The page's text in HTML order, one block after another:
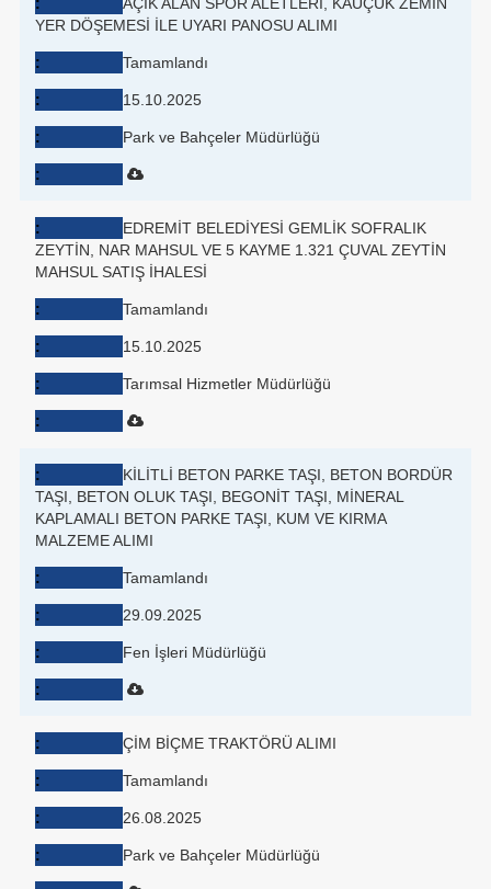
YER DÖŞEMESİ İLE UYARI PANOSU ALIMI
Tamamlandı
15.10.2025
Park ve Bahçeler Müdürlüğü
EDREMİT BELEDİYESİ GEMLİK SOFRALIK
ZEYTİN, NAR MAHSUL VE 5 KAYME 1.321 ÇUVAL ZEYTİN
MAHSUL SATIŞ İHALESİ
Tamamlandı
15.10.2025
Tarımsal Hizmetler Müdürlüğü
KİLİTLİ BETON PARKE TAŞI, BETON BORDÜR
TAŞI, BETON OLUK TAŞI, BEGONİT TAŞI, MİNERAL
KAPLAMALI BETON PARKE TAŞI, KUM VE KIRMA
MALZEME ALIMI
Tamamlandı
29.09.2025
Fen İşleri Müdürlüğü
ÇİM BİÇME TRAKTÖRÜ ALIMI
Tamamlandı
26.08.2025
Park ve Bahçeler Müdürlüğü